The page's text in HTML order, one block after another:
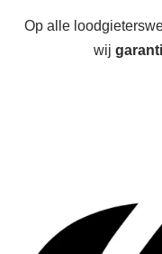
Op alle
wij